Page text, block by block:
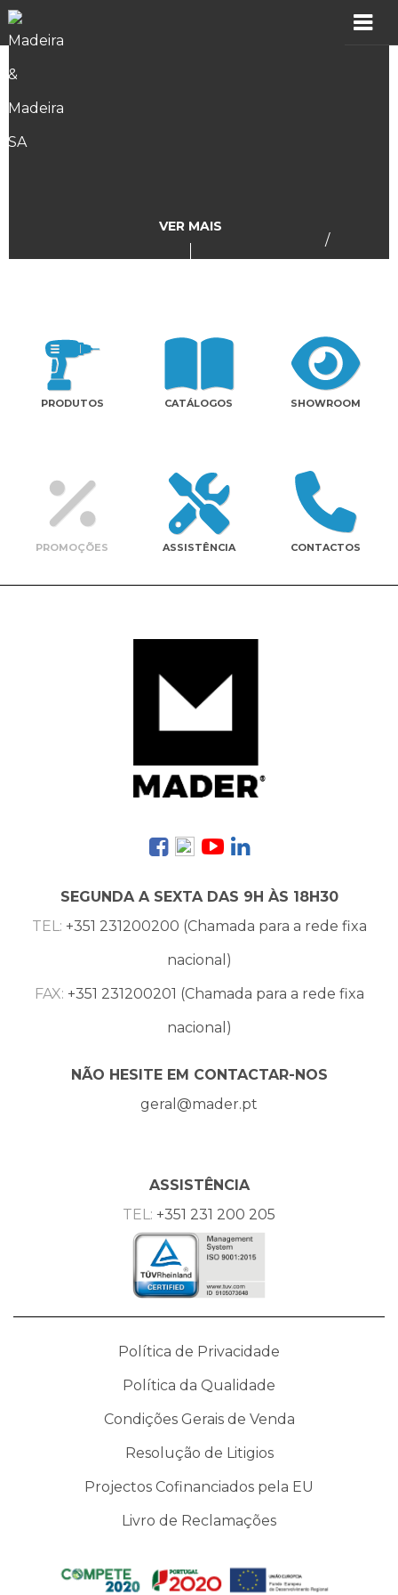
Assistência
Contactos
/
VER MAIS
PRODUTOS CATÁLOGOS SHOWROOM
PROMOÇÕES ASSISTÊNCIA CONTACTOS
SEGUNDA A SEXTA DAS 9H ÀS 18H30
TEL: +351 231200200 (Chamada para a rede fixa
nacional)
FAX: +351 231200201 (Chamada para a rede fixa
nacional)
NÃO HESITE EM CONTACTAR-NOS
geral@mader.pt
ASSISTÊNCIA
TEL: +351 231 200 205
Política de Privacidade
Política da Qualidade
Condições Gerais de Venda
Resolução de Litigios
Projectos Cofinanciados pela EU
Livro de Reclamações